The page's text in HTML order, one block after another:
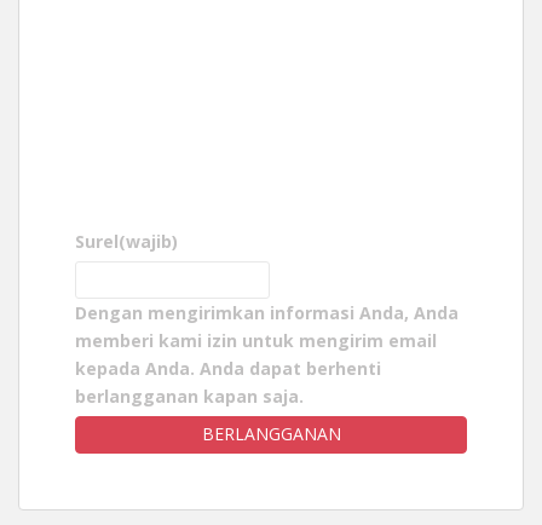
Surel(wajib)
Dengan mengirimkan informasi Anda, Anda
memberi kami izin untuk mengirim email
kepada Anda. Anda dapat berhenti
berlangganan kapan saja.
BERLANGGANAN